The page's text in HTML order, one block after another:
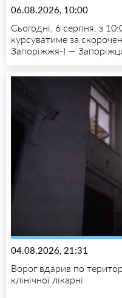
06.08.2026, 10:00
Сьогодні, 6 серпня, з
курсуватиме за
Запоріжжя-I —
04.08.2026, 21:31
Ворог вдарив по
клінічної лікарні